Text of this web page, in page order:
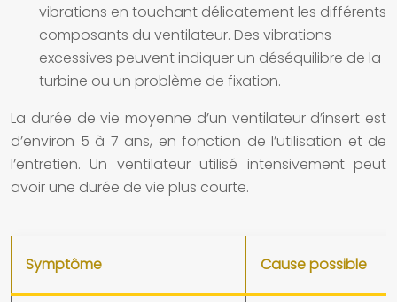
vibrations en touchant délicatement les différents
composants du ventilateur. Des vibrations
excessives peuvent indiquer un déséquilibre de la
turbine ou un problème de fixation.
La durée de vie moyenne d’un ventilateur d’insert est
d’environ 5 à 7 ans, en fonction de l’utilisation et de
l’entretien. Un ventilateur utilisé intensivement peut
avoir une durée de vie plus courte.
Symptôme Cause possible